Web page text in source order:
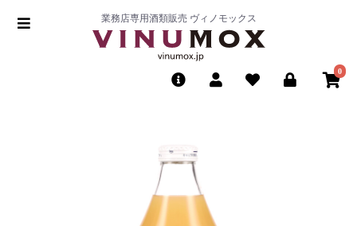
業務店専用酒類販売 ヴィノモックス
0